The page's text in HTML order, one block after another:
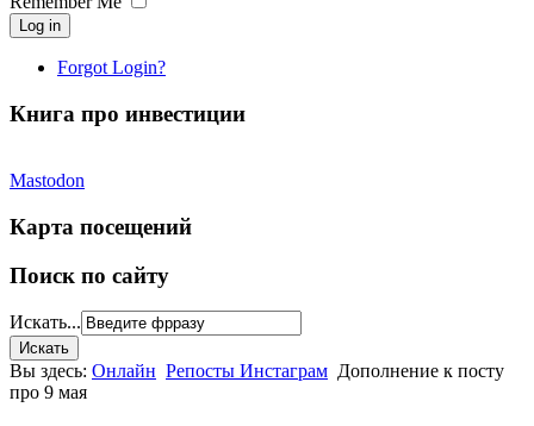
Log in
Forgot Login?
Книга про инвестиции
Mastodon
Карта посещений
Поиск по сайту
Искать...
Вы здесь: Онлайн Репосты Инстаграм Дополнение к посту
про 9 мая